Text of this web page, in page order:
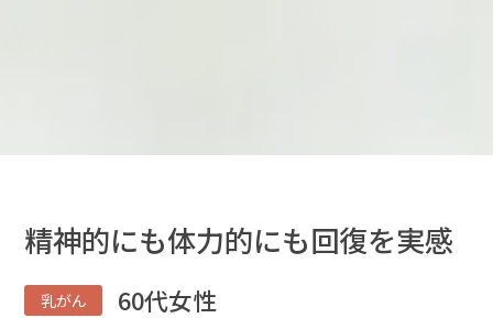
精神的にも体力的にも回復を実感
乳がん 60代女性